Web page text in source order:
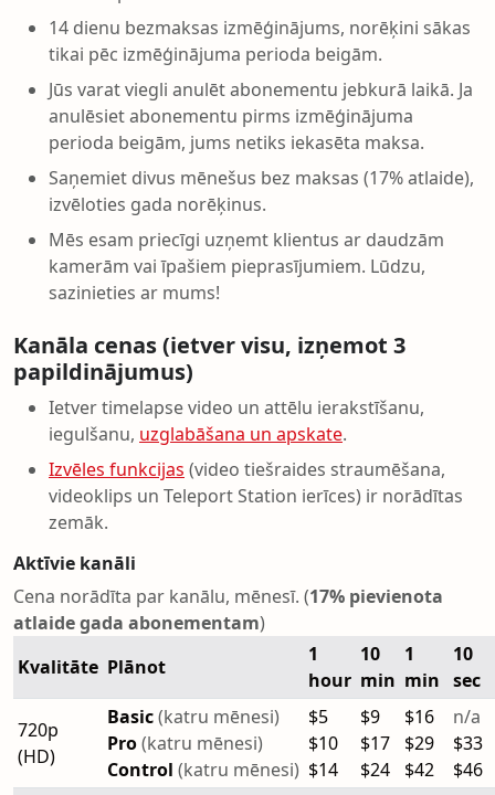
14 dienu bezmaksas izmēģinājums, norēķini sākas
tikai pēc izmēģinājuma perioda beigām.
Jūs varat viegli anulēt abonementu jebkurā laikā. Ja
anulēsiet abonementu pirms izmēģinājuma
perioda beigām, jums netiks iekasēta maksa.
Saņemiet divus mēnešus bez maksas (17% atlaide),
izvēloties gada norēķinus.
Mēs esam priecīgi uzņemt klientus ar daudzām
kamerām vai īpašiem pieprasījumiem. Lūdzu,
sazinieties ar mums!
Kanāla cenas (ietver visu, izņemot 3
papildinājumus)
Ietver timelapse video un attēlu ierakstīšanu,
iegulšanu, uzglabāšana un apskate.
Izvēles funkcijas (video tiešraides straumēšana,
videoklips un Teleport Station ierīces) ir norādītas
zemāk.
Aktīvie kanāli
Cena norādīta par kanālu, mēnesī. (17% pievienota
atlaide gada abonementam)
Kvalitāte Plānot
1
hour
10
min
1
min
10
sec
720p
(HD)
Basic(katru mēnesi)
Pro(katru mēnesi)
Control (katru mēnesi)
$5
$10
$14
$9
$17
$24
$16
$29
$42
n/a
$33
$46